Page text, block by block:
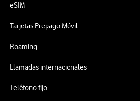
eSIM
Tarjetas Prepago Móvil
Roaming
Llamadas internacionales
Teléfono fijo